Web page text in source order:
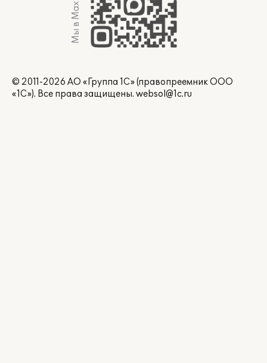
Мы в Max
© 2011-2026 АО «Группа 1С» (правопреемник ООО
«1С»). Все права защищены. websol@1c.ru